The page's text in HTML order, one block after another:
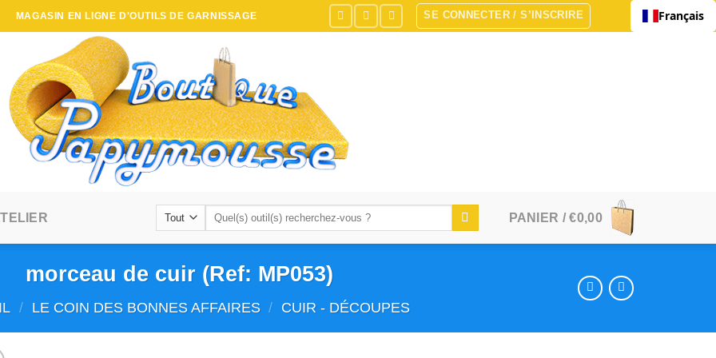
MAGASIN EN LIGNE D'OUTILS DE GARNISSAGE SE CONNECTER / S’INSCRIRE Français
Recherche
pour :
PANIER /€0,00
morceau de cuir (Ref: MP053)
/ LE COIN DES BONNES AFFAIRES / CUIR - DÉCOUPES